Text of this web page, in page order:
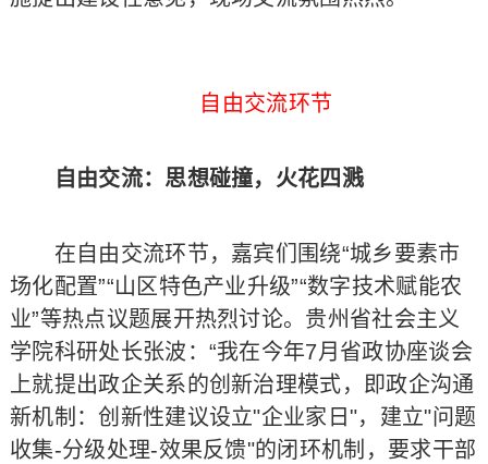
自由交流环节
自由交流：思想碰撞，火花四溅
在自由交流环节，嘉宾们围绕“城乡要素市
场化配置”“山区特色产业升级”“数字技术赋能农
业”等热点议题展开热烈讨论。贵州省社会主义
学院科研处长张波：“我在今年7月省政协座谈会
上就提出政企关系的创新治理模式，即政企沟通
新机制：创新性建议设立"企业家日"，建立"问题
收集-分级处理-效果反馈"的闭环机制，要求干部